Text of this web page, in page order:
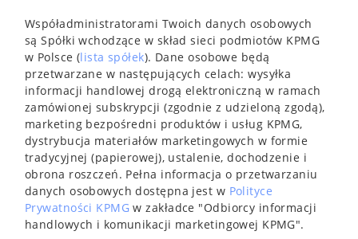
Współadministratorami Twoich danych osobowych
są Spółki wchodzące w skład sieci podmiotów KPMG
w Polsce (lista spółek). Dane osobowe będą
przetwarzane w następujących celach: wysyłka
informacji handlowej drogą elektroniczną w ramach
zamówionej subskrypcji (zgodnie z udzieloną zgodą),
marketing bezpośredni produktów i usług KPMG,
dystrybucja materiałów marketingowych w formie
tradycyjnej (papierowej), ustalenie, dochodzenie i
obrona roszczeń. Pełna informacja o przetwarzaniu
danych osobowych dostępna jest w Polityce
Prywatności KPMG w zakładce "Odbiorcy informacji
handlowych i komunikacji marketingowej KPMG".